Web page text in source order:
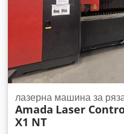
2200 mm
лазерна машина за
Amada Laser
X1 NT